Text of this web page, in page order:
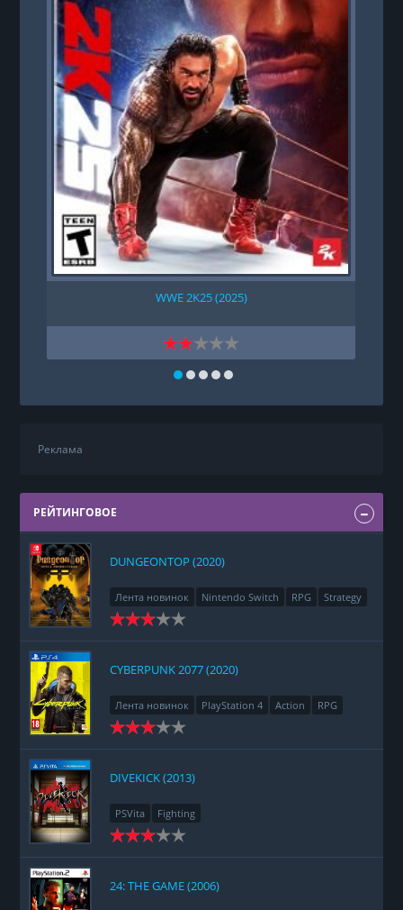
WWE 2K25 (2025)
Реклама
РЕЙТИНГОВОЕ
DUNGEONTOP (2020)
Лента новинок Nintendo Switch RPG Strategy
CYBERPUNK 2077 (2020)
Лента новинок PlayStation 4 Action
RPG
Racing
Adventure
DIVEKICK (2013)
PSVita Fighting
24: THE GAME (2006)